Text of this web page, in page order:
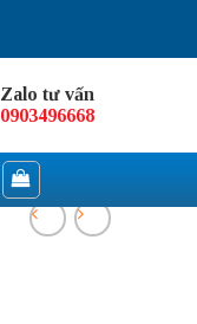
Zalo tư vấn
0903496668